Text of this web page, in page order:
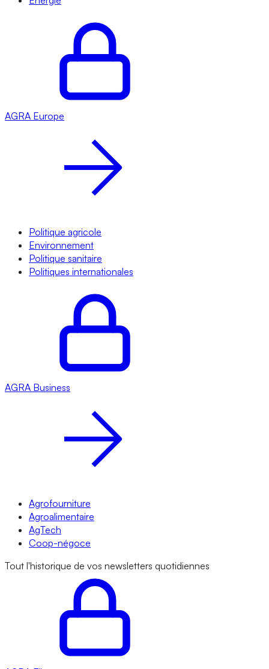
AGRA Europe
Politique agricole
Environnement
Politique sanitaire
Politiques internationales
AGRA Business
Agrofourniture
Agroalimentaire
AgTech
Coop-négoce
Tout l'historique de vos newsletters quotidiennes